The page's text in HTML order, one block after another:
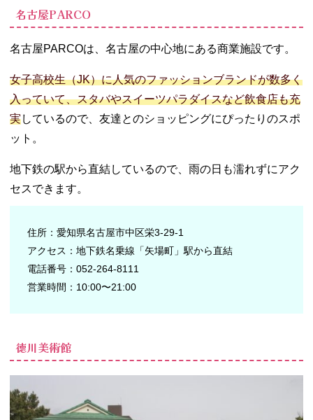
名古屋PARCO
名古屋PARCOは、名古屋の中心地にある商業施設です。
女子高校生（JK）に人気のファッションブランドが数多く
入っていて、スタバやスイーツパラダイスなど飲食店も充
実しているので、友達とのショッピングにぴったりのスポ
ット。
地下鉄の駅から直結しているので、雨の日も濡れずにアク
セスできます。
住所：愛知県名古屋市中区栄3-29-1
アクセス：地下鉄名乗線「矢場町」駅から直結
電話番号：052-264-8111
営業時間：10:00〜21:00
徳川美術館